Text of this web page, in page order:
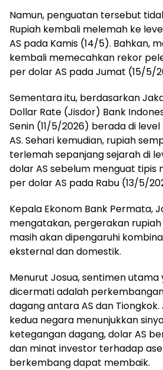
Namun, penguatan tersebut
Rupiah kembali melemah ke
AS pada Kamis (14/5). Bahkan,
kembali memecahkan rekor
per dolar AS pada Jumat (15/5/
Sementara itu, berdasarkan
Dollar Rate (Jisdor) Bank
Senin (11/5/2026) berada di level
AS. Sehari kemudian, rupiah
terlemah sepanjang sejarah di
dolar AS sebelum menguat tipis
per dolar AS pada Rabu (13/5/
Kepala Ekonom Bank Permata,
mengatakan, pergerakan
masih akan dipengaruhi
eksternal dan domestik.
Menurut Josua, sentimen utama
dicermati adalah
dagang antara AS dan Tiongkok.
kedua negara menunjukkan
ketegangan dagang, dolar AS
dan minat investor terhadap
berkembang dapat membaik.